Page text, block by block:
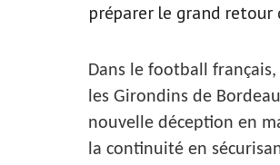
préparer le grand
Dans le football
les Girondins de
nouvelle déception en
la continuité en